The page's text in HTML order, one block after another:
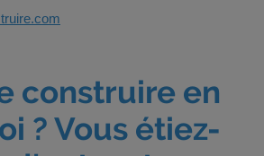
construire en
? Vous étiez-